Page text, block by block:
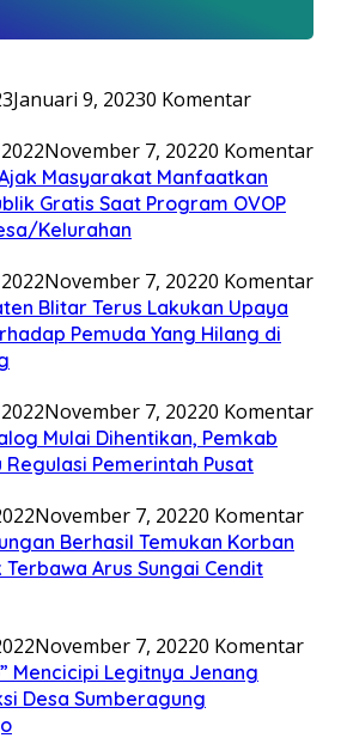
Januari 9, 20230 Komentar
November 7, 20220 Komentar
Masyarakat Manfaatkan
Gratis Saat Program OVOP
Kelurahan
November 7, 20220 Komentar
Blitar Terus Lakukan Upaya
Pemuda Yang Hilang di
November 7, 20220 Komentar
Mulai Dihentikan, Pemkab
Regulasi Pemerintah Pusat
November 7, 20220 Komentar
Berhasil Temukan Korban
Arus Sungai Cendit
November 7, 20220 Komentar
Mencicipi Legitnya Jenang
Desa Sumberagung